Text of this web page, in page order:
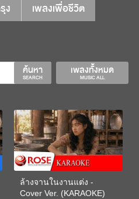
ง
เพลงเพื่อชีวิต
เพลงทั้งหมด
MUSIC ALL
ค้นหา
SEARCH
ล้างจานในงานแต่ง -
Cover Ver. (KARAOKE)